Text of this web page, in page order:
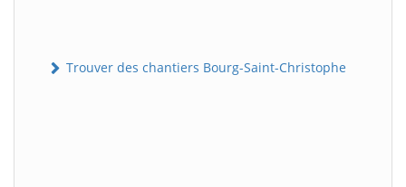
Trouver des chantiers Bourg-Saint-Christophe